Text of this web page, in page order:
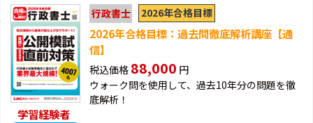
学習経験者
行政書士 2026年合格目標
2026年合格目標：過去問徹底解析講座【通
信】
税込価格 88,000 円
ウォーク問を使用して、過去10年分の問題を徹
底解析！